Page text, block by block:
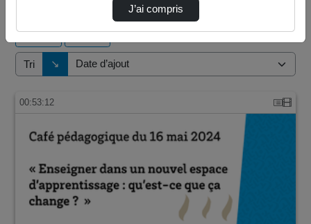
1 vidéo trouvée
Tri ↘
Direction de tri
00:53:12
J’ai compris